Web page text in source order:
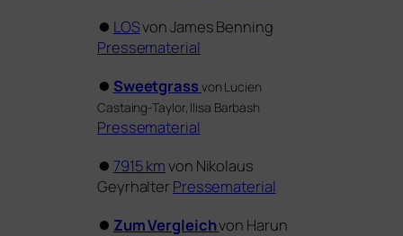
⏺ LOSvon James Benning
Pressematerial
⏺ Sweetgrass von Lucien
Castaing-Taylor, Ilisa Barbash
Pressematerial
⏺ 7915 kmvon Nikolaus
Geyrhalter Pressematerial
⏺ Zum Vergleichvon Harun